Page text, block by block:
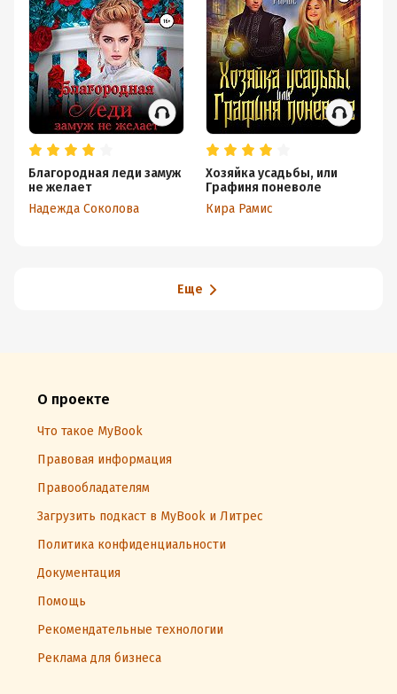
Благородная леди замуж
не желает
Надежда Соколова
Хозяйка усадьбы, или
Графиня поневоле
Кира Рамис
Еще
О проекте
Что такое MyBook
Правовая информация
Правообладателям
Загрузить подкаст в MyBook и Литрес
Политика конфиденциальности
Документация
Помощь
Рекомендательные технологии
Реклама для бизнеса